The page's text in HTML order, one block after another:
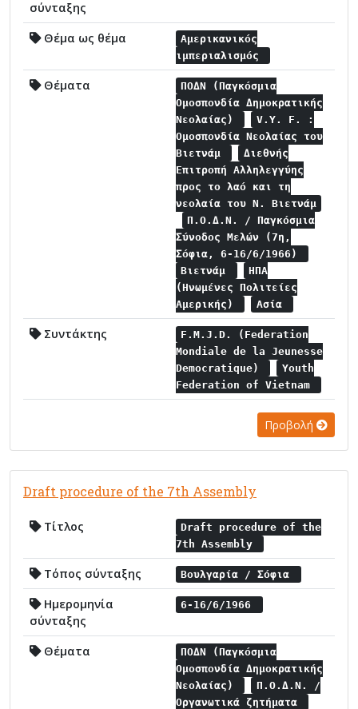
σύνταξης
Θέμα ως θέμα
Αμερικανικός
ιμπεριαλισμός
Θέματα
ΠΟΔΝ (Παγκόσμια
Ομοσπονδία Δημοκρατικής
Νεολαίας)
V.Y. F. :
Ομοσπονδία Νεολαίας του
Βιετνάμ
Διεθνής
Επιτροπή Αλληλεγγύης
προς το λαό και τη
νεολαία του Ν. Βιετνάμ
Π.Ο.Δ.Ν. / Παγκόσμια
Σύνοδος Μελών (7η,
Σόφια, 6-16/6/1966)
Βιετνάμ
ΗΠΑ
(Ηνωμένες Πολιτείες
Αμερικής)
Ασία
Συντάκτης
F.M.J.D. (Federation
Mondiale de la Jeunesse
Democratique)
Youth
Federation of Vietnam
Προβολή
Draft procedure of the 7th Assembly
Τίτλος
Draft procedure of the
7th Assembly
Τόπος σύνταξης Βουλγαρία / Σόφια
Ημερομηνία
σύνταξης
6-16/6/1966
Θέματα
ΠΟΔΝ (Παγκόσμια
Ομοσπονδία Δημοκρατικής
Νεολαίας)
Π.Ο.Δ.Ν. /
Οργανωτικά ζητήματα